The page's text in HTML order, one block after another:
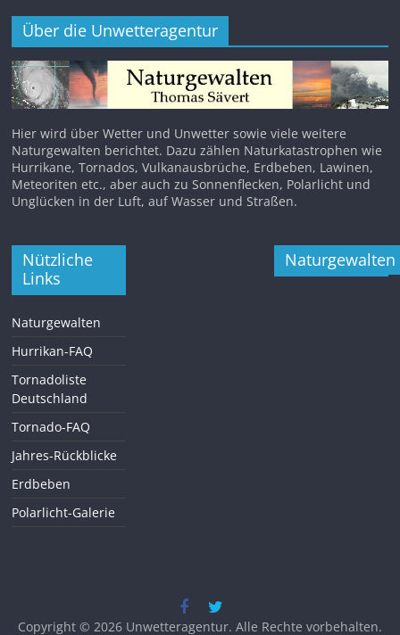
Über die Unwetteragentur
Hier wird über Wetter und Unwetter sowie viele weitere
Naturgewalten berichtet. Dazu zählen Naturkatastrophen wie
Hurrikane, Tornados, Vulkanausbrüche, Erdbeben, Lawinen,
Meteoriten etc., aber auch zu Sonnenflecken, Polarlicht und
Unglücken in der Luft, auf Wasser und Straßen.
Nützliche
Links
Naturgewalten
Hurrikan-FAQ
Tornadoliste
Deutschland
Tornado-FAQ
Jahres-Rückblicke
Erdbeben
Polarlicht-Galerie
Naturgewalten
Copyright © 2026 Unwetteragentur. Alle Rechte vorbehalten.